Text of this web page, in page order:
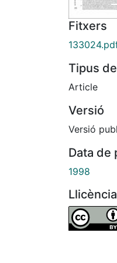
Fitxers
Tipus
Article
Versió
Versió
Data de
1998